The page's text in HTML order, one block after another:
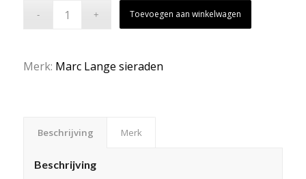
Toevoegen aan winkelwagen
Merk: Marc Lange sieraden
Beschrijving Merk
Beschrijving